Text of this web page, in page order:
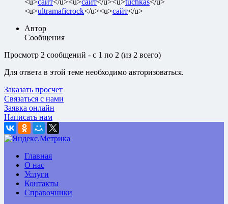
<u>ultramaficrock</u><u>сайт</u>
Автор
Сообщения
Просмотр 2 сообщений - с 1 по 2 (из 2 всего)
Для ответа в этой теме необходимо авторизоваться.
Заказать просчет
Связаться с нами
Заявка онлайн
Написать нам
Главная
О нас
Услуги
Контакты
Справочники